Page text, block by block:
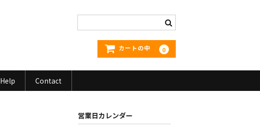
カートの中 0
Help Contact
営業日カレンダー